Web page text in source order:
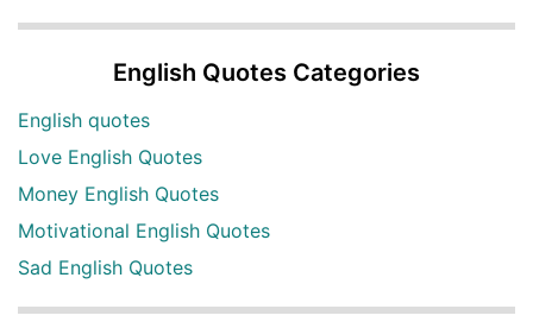
English Quotes Categories
English quotes
Love English Quotes
Money English Quotes
Motivational English Quotes
Sad English Quotes